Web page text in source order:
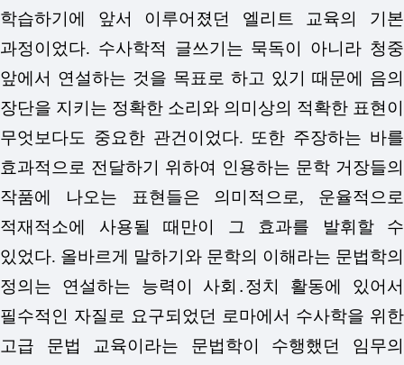
학습하기에 앞서 이루어졌던 엘리트 교육의 기본
과정이었다. 수사학적 글쓰기는 묵독이 아니라 청중
앞에서 연설하는 것을 목표로 하고 있기 때문에 음의
장단을 지키는 정확한 소리와 의미상의 적확한 표현이
무엇보다도 중요한 관건이었다. 또한 주장하는 바를
효과적으로 전달하기 위하여 인용하는 문학 거장들의
작품에 나오는 표현들은 의미적으로, 운율적으로
적재적소에 사용될 때만이 그 효과를 발휘할 수
있었다. 올바르게 말하기와 문학의 이해라는 문법학의
정의는 연설하는 능력이 사회․정치 활동에 있어서
필수적인 자질로 요구되었던 로마에서 수사학을 위한
고급 문법 교육이라는 문법학이 수행했던 임무의